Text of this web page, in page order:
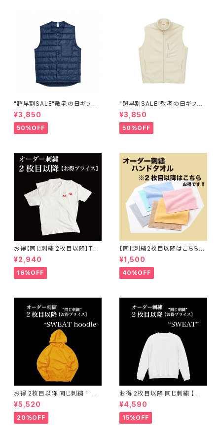
"超早割SALE"敬老の日ギフト
【キルトベスト】オーダー ワンポ
イント刺繍
¥3,850
50%OFF
"超早割SALE"敬老の日ギフト
【マイクロフリース フルジップ
ベスト（一重） オーダー ワンポ
イント刺繍
¥3,850
50%OFF
お得【同じ刺繍 2枚目以降】Tシ
ャツ オーダー 刺繍 ( メンズ 、 レ
ディース ) 大人 子供
¥2,940
16%OFF
【同じ刺繍2枚目以降はこちら】
オーダー刺繍 "両面パイル"ハン
ドタオル
¥1,500
40%OFF
お得 2枚目以降 同じ刺繍 " オ
ーダー刺繍 パーカー "
¥5,520
20%OFF
お得 2枚目以降 同じ刺繍 【 オ
ーダー刺繍 クルーネックスウェ
ット 】
¥4,590
15%OFF